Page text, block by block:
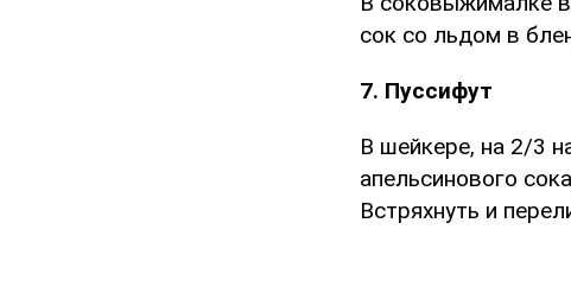
сок со льдом в
7. Пуссифут
В шейкере, на 2/3
апельсинового
Встряхнуть и